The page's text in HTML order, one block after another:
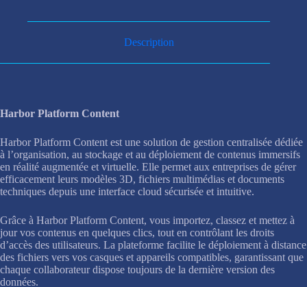
Description
Harbor Platform Content
Harbor Platform Content est une solution de gestion centralisée dédiée
à l’organisation, au stockage et au déploiement de contenus immersifs
en réalité augmentée et virtuelle. Elle permet aux entreprises de gérer
efficacement leurs modèles 3D, fichiers multimédias et documents
techniques depuis une interface cloud sécurisée et intuitive.
Grâce à Harbor Platform Content, vous importez, classez et mettez à
jour vos contenus en quelques clics, tout en contrôlant les droits
d’accès des utilisateurs. La plateforme facilite le déploiement à distance
des fichiers vers vos casques et appareils compatibles, garantissant que
chaque collaborateur dispose toujours de la dernière version des
données.